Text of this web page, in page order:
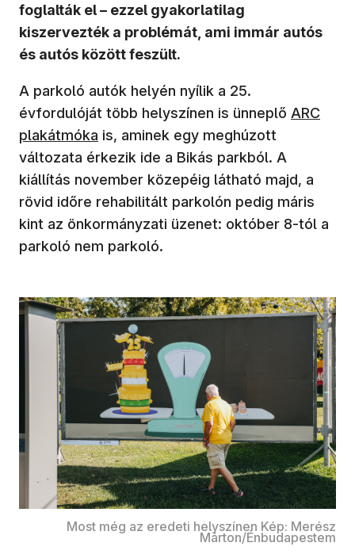
foglalták el – ezzel gyakorlatilag
kiszervezték a problémát, ami immár autós
és autós között feszült.
A parkoló autók helyén nyílik a 25.
évfordulóját több helyszínen is ünneplő ARC
plakátmóka is, aminek egy meghúzott
változata érkezik ide a Bikás parkból. A
kiállítás november közepéig látható majd, a
rövid időre rehabilitált parkolón pedig máris
kint az önkormányzati üzenet: október 8-tól a
parkoló nem parkoló.
Most még az eredeti helyszínen Kép: Merész
Márton/Énbudapestem